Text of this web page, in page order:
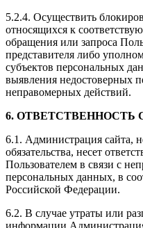
5.2.4. Осуществить
относящихся к
обращения или запроса
представителя либо
субъектов персональных
выявления недостоверных
неправомерных действий.
6. ОТВЕТСТВЕННОСТЬ
6.1. Администрация сайта,
обязательства, несет
Пользователем в связи с
персональных данных, в
Российской Федерации.
6.2. В случае утраты или
информации Администрация